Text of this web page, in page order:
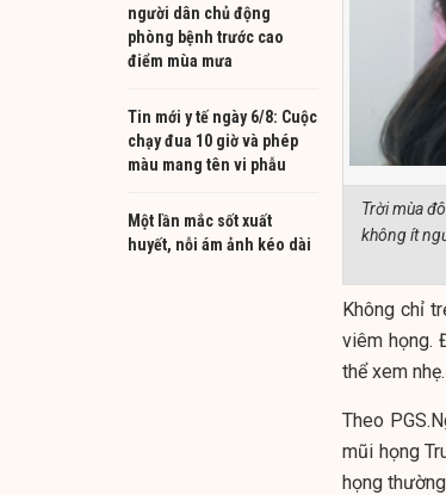
người dân chủ động
phòng bệnh trước cao
điểm mùa mưa
Tin mới y tế ngày 6/8: Cuộc
chạy đua 10 giờ và phép
màu mang tên vi phẫu
Một lần mắc sốt xuất
huyết, nỗi ám ảnh kéo dài
Trời mùa
không ít
Không chỉ
viêm họng.
thể xem nhẹ.
Theo
mũi họng
họng